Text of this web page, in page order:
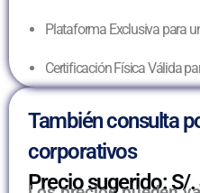
Plataforma Exclusiva para
Certificación Física Válida
También consulta
corporativos
Precio sugerido: S/